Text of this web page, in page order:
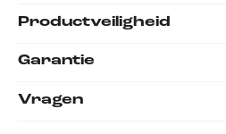
Productveiligheid
Garantie
Vragen